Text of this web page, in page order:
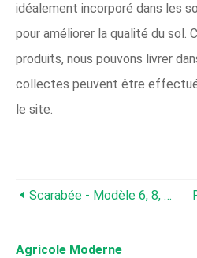
idéalement incorporé dans les
pour améliorer la qualité du sol.
produits, nous pouvons livrer
collectes peuvent être
le site.
Scarabée - Modèle 6, 8, Dix, 12 - Retourneurs D'andains Automoteurs
Agricole Moderne